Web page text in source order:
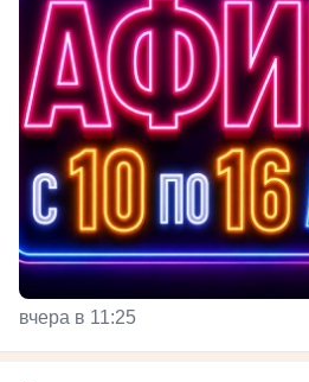
вчера в 11:25